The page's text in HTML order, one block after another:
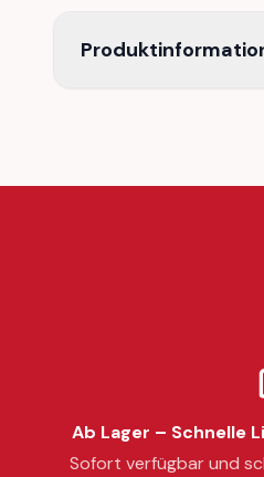
Ab Lager – Schnelle
Sofort verfügbar und